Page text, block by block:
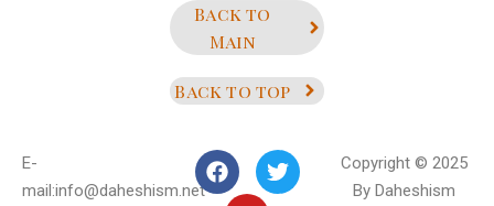
Back to
Main
Back to top
E-
mail:info@daheshism.net
Copyright © 2025
By Daheshism